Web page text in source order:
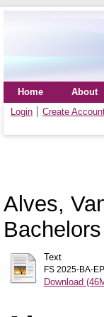
Home About
Login
Create
Alves,
Text
FS 2025-BA-
Download